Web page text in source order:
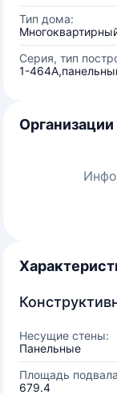
Тип дома:
Серия, тип
1-
Несущие стены:
Панельные
Площадь
679.4